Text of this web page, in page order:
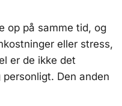
op på samme tid, og
eller stress,
er de ikke det
Den anden